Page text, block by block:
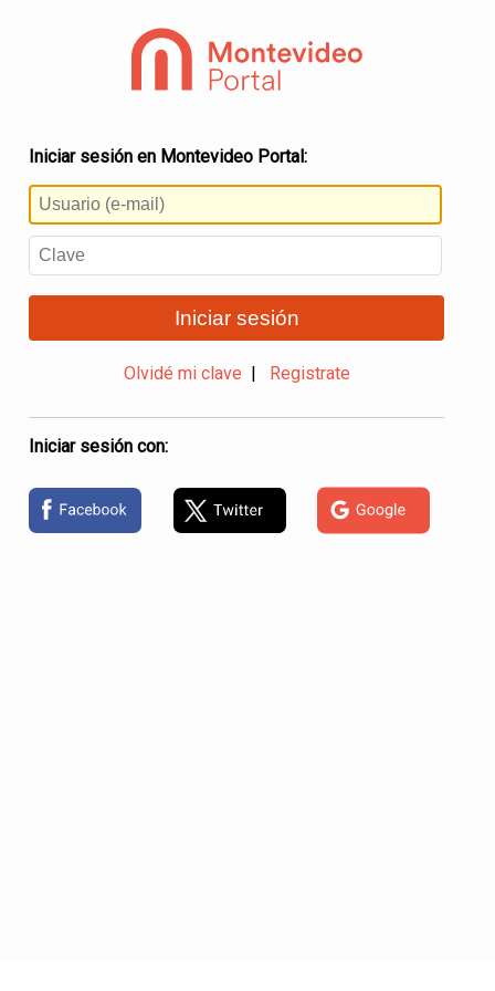
Iniciar sesión en Montevideo Portal:
Iniciar sesión
Olvidé mi clave Registrate
Iniciar sesión con: